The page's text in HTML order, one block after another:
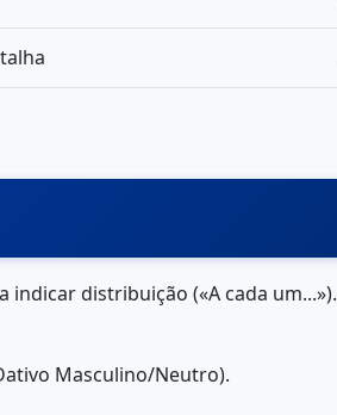
distribuição («A cada um...»).
Masculino/Neutro).